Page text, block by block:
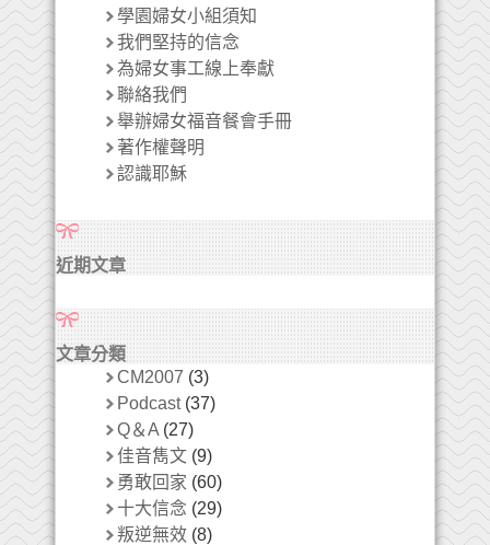
學園婦女小組須知
我們堅持的信念
為婦女事工線上奉獻
聯絡我們
舉辦婦女福音餐會手冊
著作權聲明
認識耶穌
近期文章
文章分類
CM2007 (3)
Podcast(37)
Q＆A (27)
佳音雋文 (9)
勇敢回家 (60)
十大信念 (29)
叛逆無效 (8)